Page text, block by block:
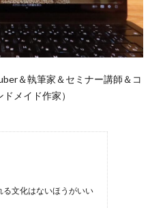
＆執筆家＆セミナー講師＆コ
メイド作家）
文化はないほうがいい